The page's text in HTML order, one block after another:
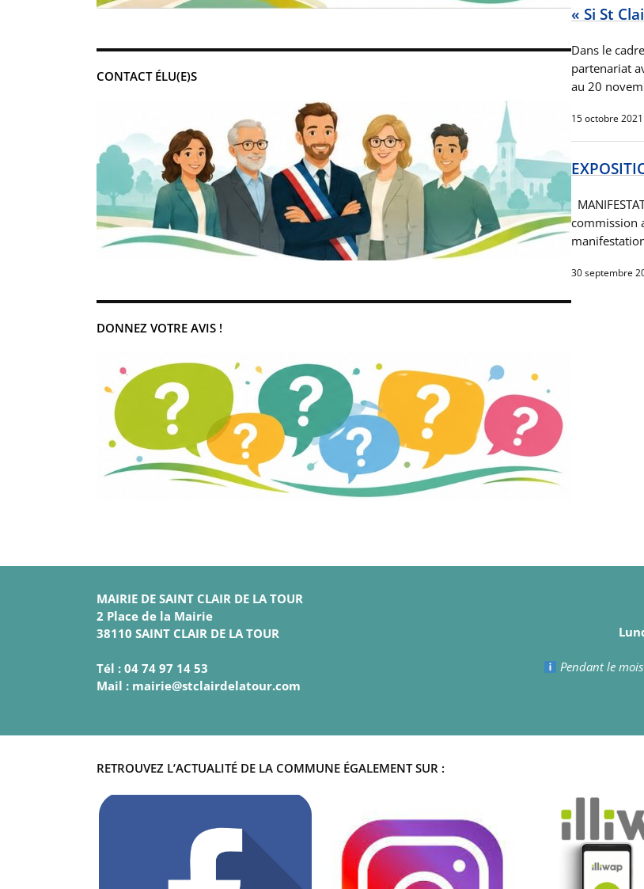
CONTACT ÉLU(E)S
DONNEZ VOTRE AVIS !
« Si St
Dans le
partenariat
au 20
15 octobre 2021
commission
30 septembre
MAIRIE DE SAINT CLAIR DE LA TOUR
2 Place de la Mairie
38110 SAINT CLAIR DE LA TOUR
Tél : 04 74 97 14 53
Mail : mairie@stclairdelatour.com
Pendant le
RETROUVEZ L’ACTUALITÉ DE LA COMMUNE ÉGALEMENT SUR :